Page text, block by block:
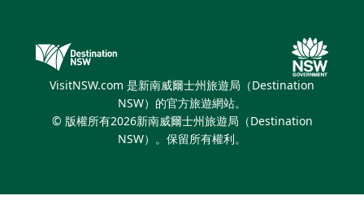
新南威爾士州旅遊局（Destination NSW）媒體中
繽紛悉尼燈光音樂節
VisitNSW.com 是新南威爾士州旅遊局（Destination
NSW）的官方旅遊網站。
© 版權所有2026新南威爾士州旅遊局（Destination
NSW）。保留所有權利。